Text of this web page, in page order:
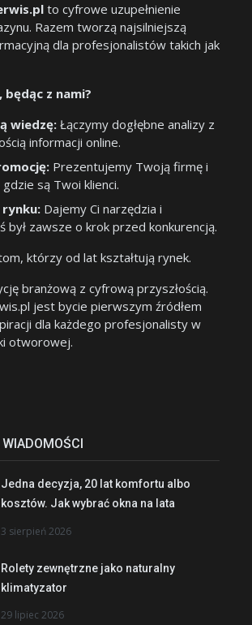
to cyfrowe uzupełnienie
Razem tworzą najsilniejszą
dla profesjonalistów takich jak
będąc z nami?
wiedzę: Łączymy dogłębne analizy z
informacji online.
Prezentujemy Twoją firmę i
są Twoi klienci.
rynku: Dajemy Ci narzędzia i
był zawsze o krok przed konkurencją.
którzy od lat kształtują rynek.
branżową z cyfrową przyszłością.
jest bycie pierwszym źródłem
dla każdego profesjonalisty w
otworowej.
Jedna decyzja, 20 lat komfortu albo
kosztów. Jak wybrać okna na lata
3 sierpień 2026
Rolety zewnętrzne jako naturalny
klimatyzator
29 lipiec 2026